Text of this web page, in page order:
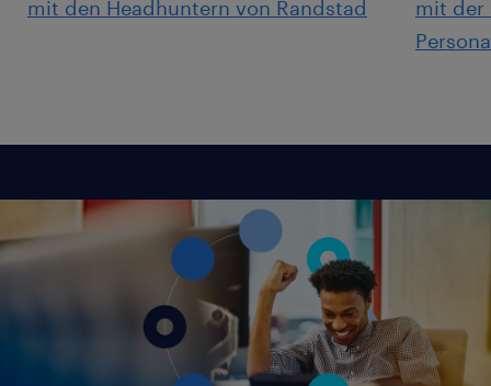
mit den Headhuntern von Randstad
mit der